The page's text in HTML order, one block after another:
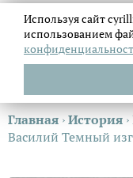
Главная ›История ›
Василий Темный
Используя сайт
использованием